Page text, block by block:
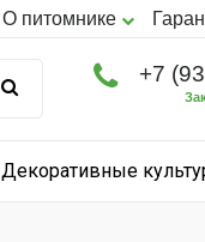
О питомнике
+7
Декоративные